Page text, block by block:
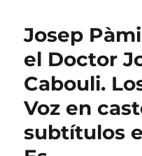
Josep
el Doctor
Cabouli.
Voz en
subtítulos